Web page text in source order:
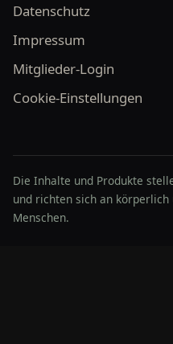
Datenschutz
Impressum
Mitglieder-Login
Cookie-Einstellungen
Die Inhalte und Produkte
und richten sich an körperlich
Menschen.